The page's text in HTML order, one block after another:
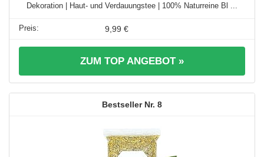
Dekoration | Haut- und Verdauungstee | 100% Naturreine Bl ...
9,99 €
ZUM TOP ANGEBOT »
8